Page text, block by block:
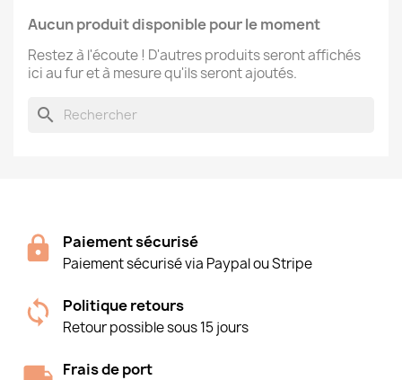
Aucun produit disponible pour le moment
Restez à l'écoute ! D'autres produits seront affichés
ici au fur et à mesure qu'ils seront ajoutés.
search
Paiement sécurisé
Paiement sécurisé via Paypal ou Stripe
Politique retours
Retour possible sous 15 jours
Frais de port